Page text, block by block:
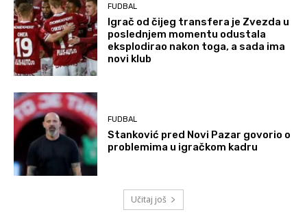
FUDBAL
Igrač od čijeg transfera je Zvezda u
poslednjem momentu odustala
eksplodirao nakon toga, a sada ima
novi klub
FUDBAL
Stanković pred Novi Pazar govorio o
problemima u igračkom kadru
Učitaj još